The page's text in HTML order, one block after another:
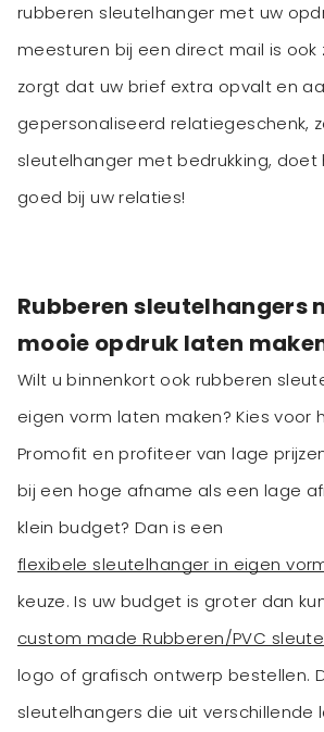
rubberen sleutelhanger met uw
meesturen bij een direct mail is ook
zorgt dat uw brief extra opvalt en
gepersonaliseerd relatiegeschenk,
sleutelhanger met bedrukking,
goed bij uw relaties!
Rubberen sleutelhangers
mooie opdruk laten
Wilt u binnenkort ook rubberen
eigen vorm laten maken? Kies voor
Promofit en profiteer van lage
bij een hoge afname als een lage
klein budget? Dan is een
flexibele sleutelhanger in eigen
keuze. Is uw budget is groter dan
custom made Rubberen/PVC
logo of grafisch ontwerp bestellen.
sleutelhangers die uit verschillende